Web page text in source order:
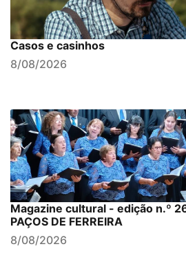
Casos e casinhos
8/08/2026
Magazine cultural - edição n.º
PAÇOS DE FERREIRA
8/08/2026